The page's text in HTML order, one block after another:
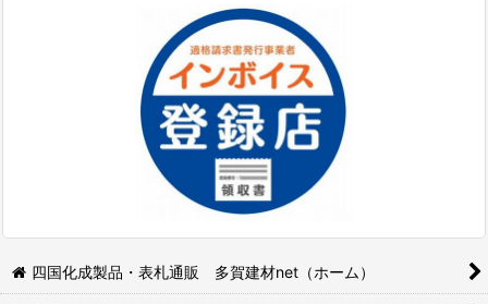
四国化成製品・表札通販 多賀建材net（ホーム）